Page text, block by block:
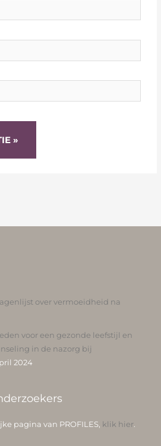
over vermoeidheid na
voor een gezonde leefstijl en
in de nazorg bij
2024
pagina van PROFILES, klik hier